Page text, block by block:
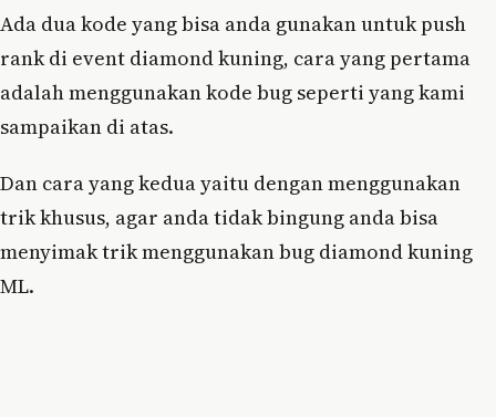
Ada dua kode yang bisa anda gunakan untuk push
rank di event diamond kuning, cara yang pertama
adalah menggunakan kode bug seperti yang kami
sampaikan di atas.
Dan cara yang kedua yaitu dengan menggunakan
trik khusus, agar anda tidak bingung anda bisa
menyimak trik menggunakan bug diamond kuning
ML.